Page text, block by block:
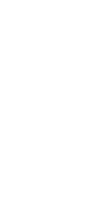
utilisez votre vrai nom ou
collection, des
de chaque newsletter ou
sur le programme, votre
qu’une liste de souhaits.
et des